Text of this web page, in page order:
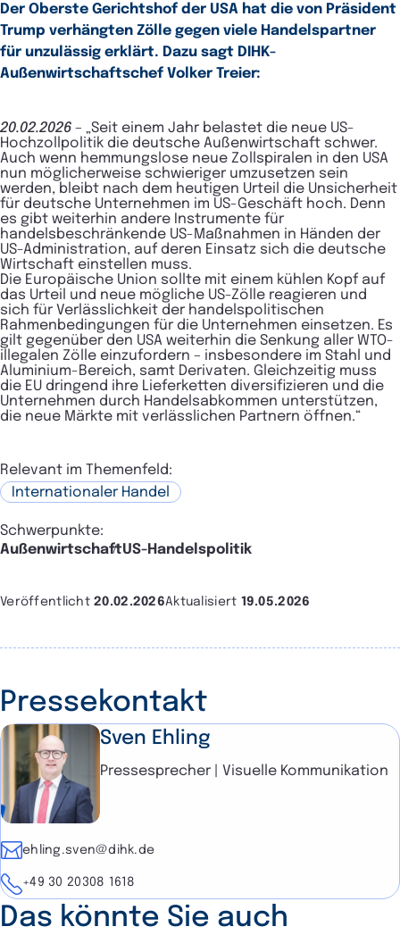
Der Oberste Gerichtshof der USA hat die von Präsident
Trump verhängten Zölle gegen viele Handelspartner
für unzulässig erklärt. Dazu sagt DIHK-
Außenwirtschaftschef Volker Treier:
20.02.2026 – „Seit einem Jahr belastet die neue US-
Hochzollpolitik die deutsche Außenwirtschaft schwer.
Auch wenn hemmungslose neue Zollspiralen in den USA
nun möglicherweise schwieriger umzusetzen sein
werden, bleibt nach dem heutigen Urteil die Unsicherheit
für deutsche Unternehmen im US-Geschäft hoch. Denn
es gibt weiterhin andere Instrumente für
handelsbeschränkende US-Maßnahmen in Händen der
US-Administration, auf deren Einsatz sich die deutsche
Wirtschaft einstellen muss.
Die Europäische Union sollte mit einem kühlen Kopf auf
das Urteil und neue mögliche US-Zölle reagieren und
sich für Verlässlichkeit der handelspolitischen
Rahmenbedingungen für die Unternehmen einsetzen. Es
gilt gegenüber den USA weiterhin die Senkung aller WTO-
illegalen Zölle einzufordern – insbesondere im Stahl und
Aluminium-Bereich, samt Derivaten. Gleichzeitig muss
die EU dringend ihre Lieferketten diversifizieren und die
Unternehmen durch Handelsabkommen unterstützen,
die neue Märkte mit verlässlichen Partnern öffnen.“
Relevant im Themenfeld:
Internationaler Handel
Schwerpunkte:
AußenwirtschaftUS-Handelspolitik
Veröffentlicht20.02.2026Aktualisiert 19.05.2026
Pressekontakt
Sven Ehling
Pressesprecher | Visuelle Kommunikation
E-Mailehling.sven@dihk.de
Telefon
+49 30 20308 1618
Das könnte Sie auch